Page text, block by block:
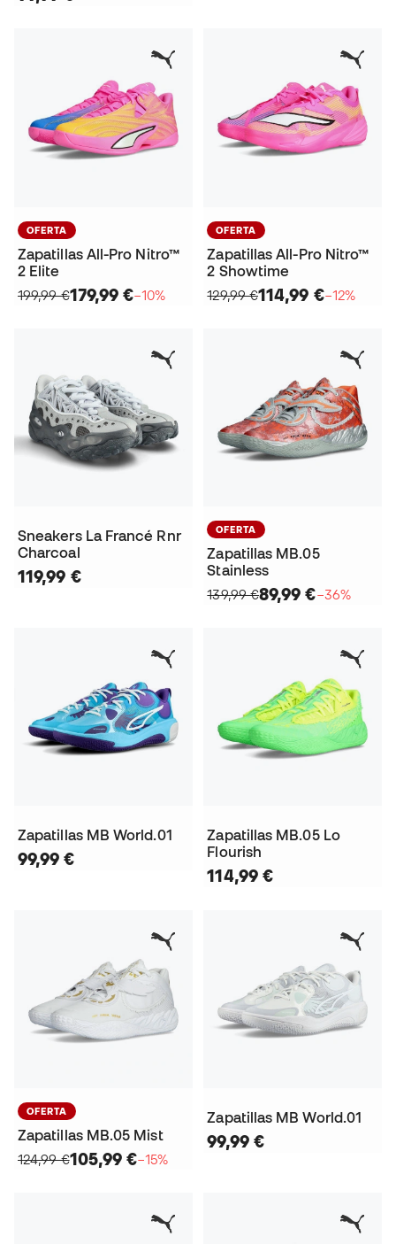
OFERTA
Zapatillas All-Pro Nitro™
2 Elite
199,99 €179,99 €−10%
OFERTA
Zapatillas All-Pro Nitro™
2 Showtime
129,99 €114,99 €−12%
Sneakers La Francé Rnr
Charcoal
119,99 €
OFERTA
Zapatillas MB.05
Stainless
139,99 €89,99 €−36%
Zapatillas MB World.01
99,99 €
Zapatillas MB.05 Lo
Flourish
114,99 €
OFERTA
Zapatillas MB.05 Mist
124,99 €105,99 €−15%
Zapatillas MB World.01
99,99 €